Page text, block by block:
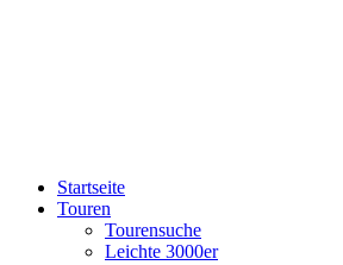
Startseite
Touren
Tourensuche
Leichte 3000er